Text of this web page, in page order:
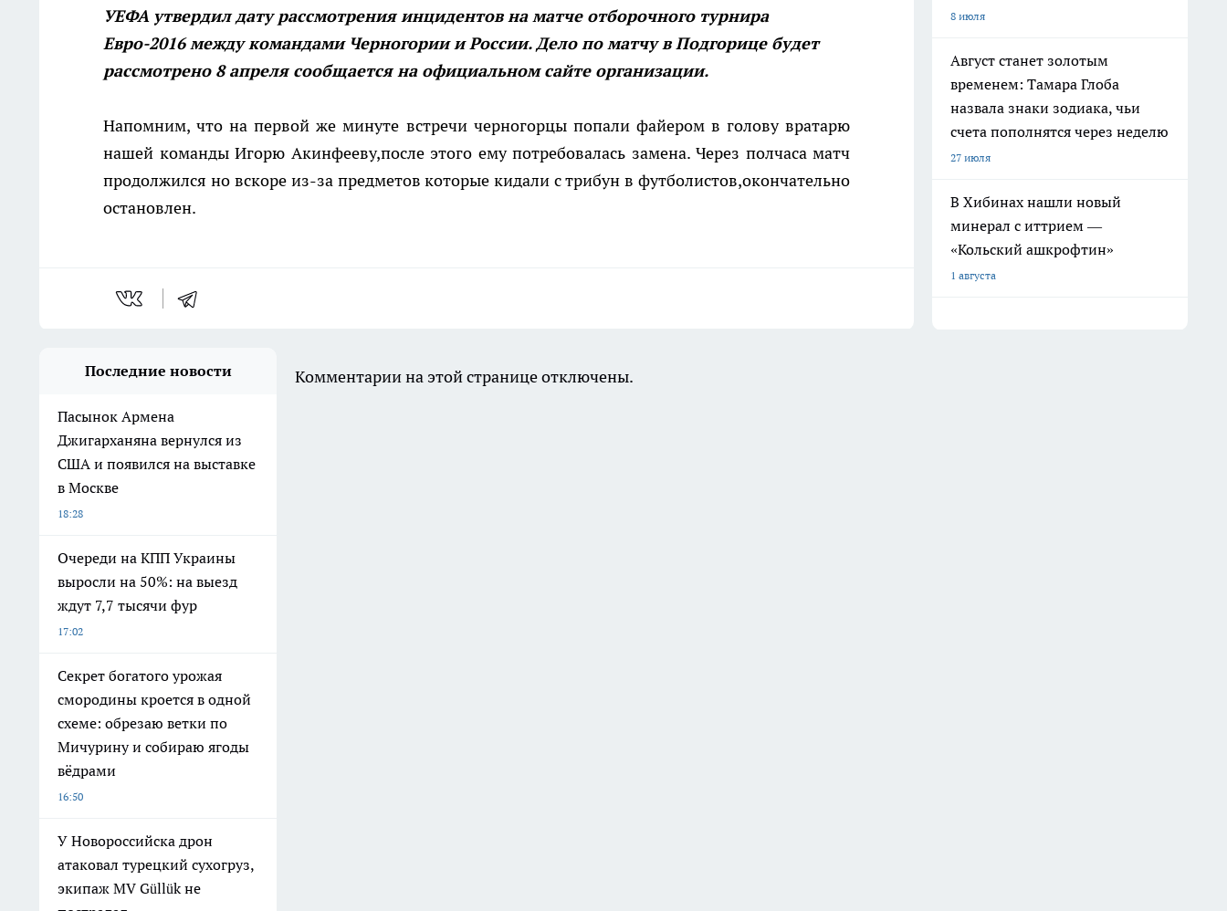
УЕФА утвердил дату рассмотрения инцидентов на матче отборочного турнира
Евро-2016 между командами Черногории и России. Дело по матчу в Подгорице будет
рассмотрено 8 апреля сообщается на официальном сайте организации.
Напомним, что на первой же минуте встречи черногорцы попали файером в голову вратарю
нашей команды Игорю Акинфееву,после этого ему потребовалась замена. Через полчаса матч
продолжился но вскоре из-за предметов которые кидали с трибун в футболистов,окончательно
остановлен.
8 июля
Август станет золотым
временем: Тамара Глоба
назвала знаки зодиака, чьи
счета пополнятся через неделю
27 июля
В Хибинах нашли новый
минерал с иттрием —
«Кольский ашкрофтин»
1 августа
Последние новости
Пасынок Армена
Джигарханяна вернулся из
США и появился на выставке
в Москве
18:28
Очереди на КПП Украины
выросли на 50%: на выезд
ждут 7,7 тысячи фур
17:02
Секрет богатого урожая
смородины кроется в одной
схеме: обрезаю ветки по
Мичурину и собираю ягоды
вёдрами
16:50
У Новороссийска дрон
атаковал турецкий сухогруз,
экипаж MV Güllük не
Комментарии на этой странице отключены.